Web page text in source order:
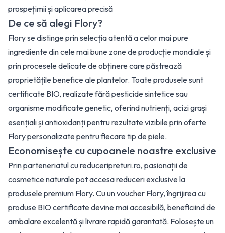
prospețimii și aplicarea precisă
De ce să alegi Flory?
Flory se distinge prin selecția atentă a celor mai pure
ingrediente din cele mai bune zone de producție mondiale și
prin procesele delicate de obținere care păstrează
proprietățile benefice ale plantelor. Toate produsele sunt
certificate BIO, realizate fără pesticide sintetice sau
organisme modificate genetic, oferind nutrienți, acizi grași
esențiali și antioxidanți pentru rezultate vizibile prin oferte
Flory personalizate pentru fiecare tip de piele.
Economisește cu cupoanele noastre exclusive
Prin parteneriatul cu reduceripreturi.ro, pasionații de
cosmetice naturale pot accesa reduceri exclusive la
produsele premium Flory. Cu un voucher Flory, îngrijirea cu
produse BIO certificate devine mai accesibilă, beneficiind de
ambalare excelentă și livrare rapidă garantată. Folosește un